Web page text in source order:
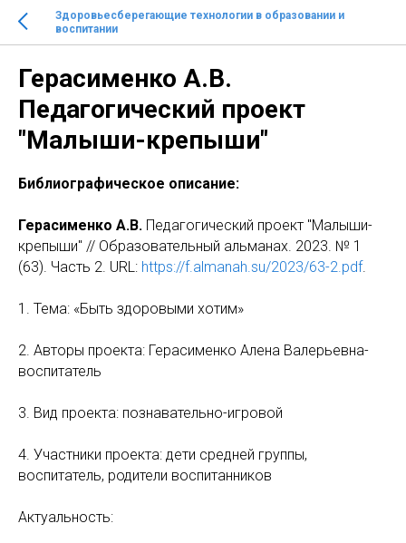
Здоровьесберегающие технологии в образовании и
воспитании
Герасименко А.В.
Педагогический проект
"Малыши-крепыши"
Библиографическое описание:
Герасименко А.В. Педагогический проект "Малыши-
крепыши" // Образовательный альманах. 2023. № 1
(63). Часть 2. URL: https://f.almanah.su/2023/63-2.pdf.
1. Тема: «Быть здоровыми хотим»
2. Авторы проекта: Герасименко Алена Валерьевна-
воспитатель
3. Вид проекта: познавательно-игровой
4. Участники проекта: дети средней группы,
воспитатель, родители воспитанников
Актуальность: